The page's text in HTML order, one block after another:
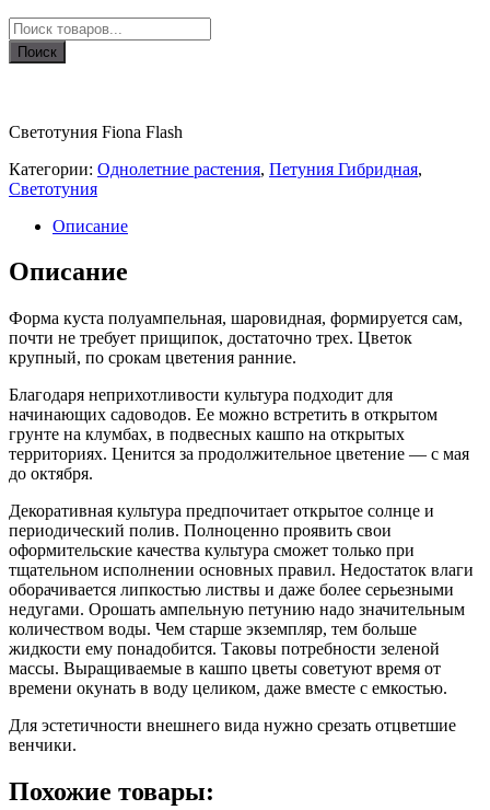
Поиск
товаров
Поиск
Светотуния Fiona Flash
Категории: Однолетние растения, Петуния Гибридная,
Светотуния
Описание
Описание
Форма куста полуампельная, шаровидная, формируется сам,
почти не требует прищипок, достаточно трех. Цветок
крупный, по срокам цветения ранние.
Благодаря неприхотливости культура подходит для
начинающих садоводов. Ее можно встретить в открытом
грунте на клумбах, в подвесных кашпо на открытых
территориях. Ценится за продолжительное цветение — с мая
до октября.
Декоративная культура предпочитает открытое солнце и
периодический полив. Полноценно проявить свои
оформительские качества культура сможет только при
тщательном исполнении основных правил. Недостаток влаги
оборачивается липкостью листвы и даже более серьезными
недугами. Орошать ампельную петунию надо значительным
количеством воды. Чем старше экземпляр, тем больше
жидкости ему понадобится. Таковы потребности зеленой
массы. Выращиваемые в кашпо цветы советуют время от
времени окунать в воду целиком, даже вместе с емкостью.
Для эстетичности внешнего вида нужно срезать отцветшие
венчики.
Похожие товары: